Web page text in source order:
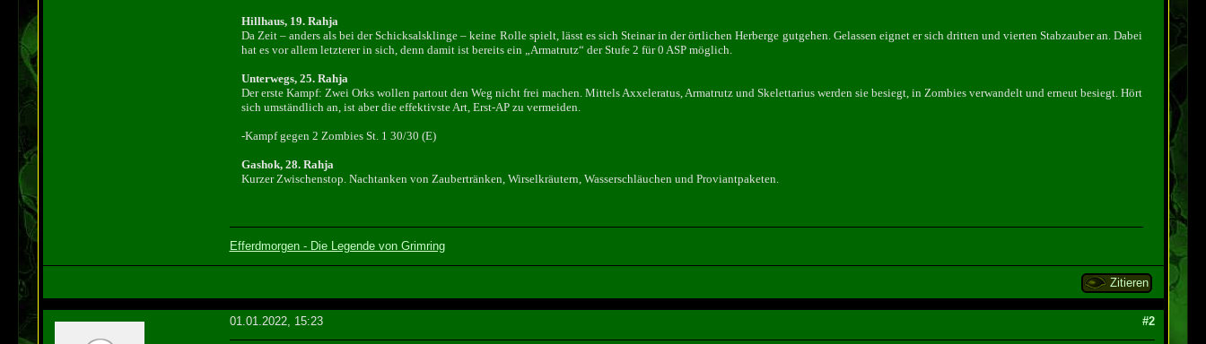
Hillhaus, 19. Rahja
Da Zeit – anders als bei der Schicksalsklinge – keine Rolle spielt, lässt es sich Steinar in der örtlichen Herberge gutgehen. Gelassen eignet er sich dritten und vierten Stabzauber an. Dabei
hat es vor allem letzterer in sich, denn damit ist bereits ein „Armatrutz“ der Stufe 2 für 0 ASP möglich.
Unterwegs, 25. Rahja
Der erste Kampf: Zwei Orks wollen partout den Weg nicht frei machen. Mittels Axxeleratus, Armatrutz und Skelettarius werden sie besiegt, in Zombies verwandelt und erneut besiegt. Hört
sich umständlich an, ist aber die effektivste Art, Erst-AP zu vermeiden.
-Kampf gegen 2 Zombies St. 1 30/30 (E)
Gashok, 28. Rahja
Kurzer Zwischenstop. Nachtanken von Zaubertränken, Wirselkräutern, Wasserschläuchen und Proviantpaketen.
Efferdmorgen - Die Legende von Grimring
Zitieren
#2
01.01.2022, 15:23